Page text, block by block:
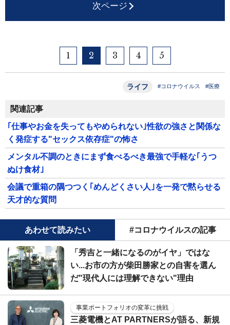
次ページ
1 2 3 4 5
ライフ #コロナウイルス #医療
関連記事
｢仕事やお金を失ってもやめられない｣性欲の強さと関係な
く発症する"セックス依存症"の怖さ
メンタル不調のときにまず食べるべき最強で手軽な｢うつ
ぬけ食材｣
会議で重箱の隅つつく｢めんどくさい人｣を一発で黙らせる
天才的な質問
あわせて読みたい #コロナウイルスの記事
「秀吉と一緒になるのがイヤ」ではな
い...お市の方が柴田勝家との自害を選ん
だ"現代人には理解できない"理由
事業ポートフォリオの変革に挑戦
三菱電機とAT PARTNERSが語る、新規